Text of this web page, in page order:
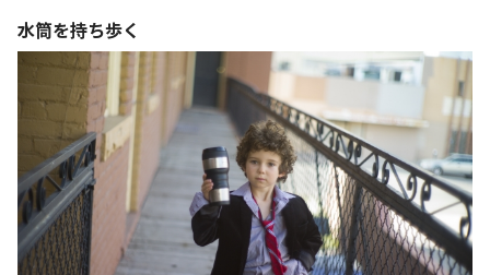
水筒を持ち歩く